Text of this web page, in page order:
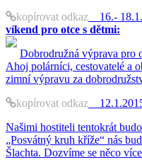
kopírovat odkaz 16.-
víkend pro otce s dětmi:
Dobrodružná výprava pro
Ahoj polárníci, cestovatelé a
zimní výpravu za
kopírovat odkaz
Našimi hostiteli tentokrát
„Posvátný kruh kříže“ nás
Šlachta. Dozvíme se něco